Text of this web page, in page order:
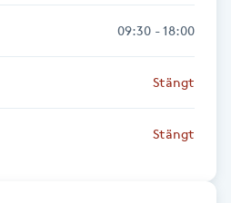
09:30 - 18:00
Stängt
Stängt